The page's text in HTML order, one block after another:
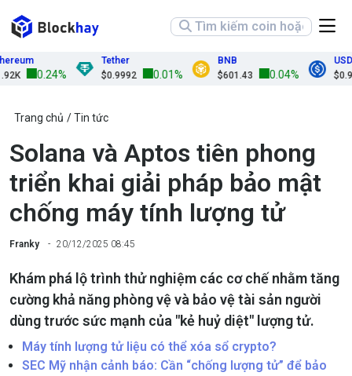
0.24%
Tether
$0.9992
0.01%
BNB
$601.43
0.04%
USDC
Trang chủ Tin tức
Solana và Aptos tiên phong
triển khai giải pháp bảo mật
chống máy tính lượng tử
Franky 20/12/2025 08:45
Khám phá lộ trình thử nghiệm các cơ chế nhằm tăng
cường khả năng phòng vệ và bảo vệ tài sản người
dùng trước sức mạnh của "kẻ huỷ diệt" lượng tử.
Máy tính lượng tử liệu có thể xóa sổ crypto?
SEC Mỹ nhận cảnh báo: Cần “chống lượng tử” để bảo